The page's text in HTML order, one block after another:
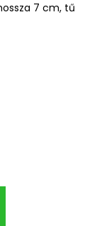
7 cm, tű